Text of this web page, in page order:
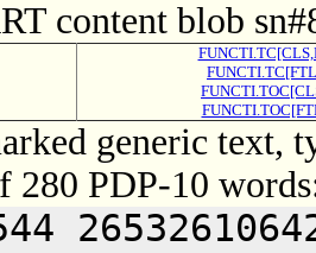
content blob
generic text,
280 PDP-10